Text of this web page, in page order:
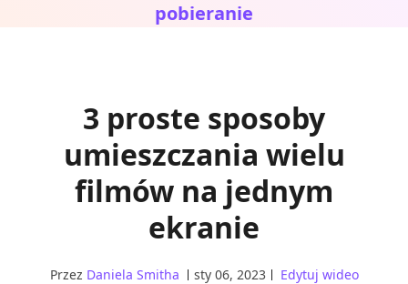
pobieranie
3 proste sposoby
umieszczania wielu
filmów na jednym
ekranie
Przez Daniela Smitha sty 06, 2023 Edytuj wideo